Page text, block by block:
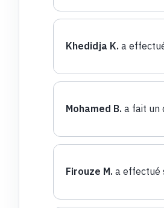
Khedidja K. a
Mohamed B. a fait un
Firouze M. a effectué